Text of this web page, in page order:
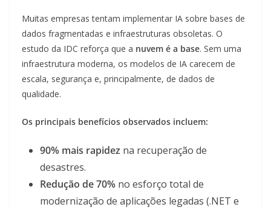
Muitas empresas tentam implementar IA sobre bases de
dados fragmentadas e infraestruturas obsoletas. O
estudo da IDC reforça que a nuvem é a base. Sem uma
infraestrutura moderna, os modelos de IA carecem de
escala, segurança e, principalmente, de dados de
qualidade.
Os principais benefícios observados incluem:
90% mais rapidez na recuperação de
desastres.
Redução de 70% no esforço total de
modernização de aplicações legadas (.NET e